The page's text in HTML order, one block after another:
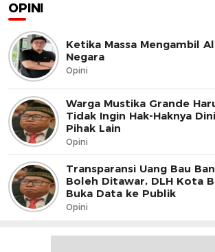
OPINI
Ketika Massa Mengambil
Negara
Opini
Warga Mustika Grande
Tidak Ingin Hak-Haknya
Pihak Lain
Opini
Transparansi Uang Bau
Boleh Ditawar, DLH Kota
Buka Data ke Publik
Opini